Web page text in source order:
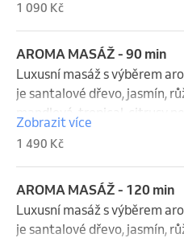
uklidňuje nervový systém,
jemnost v těle i duši.
1 090 Kč
AROMA MASÁŽ - 90 min
Luxusní masáž s výběrem
je santalové dřevo, jasmín,
mandlová, tropical, citrusy
doteky se propojují v
uklidňuje nervový systém,
jemnost v těle i duši.
Zobrazit více
1 490 Kč
AROMA MASÁŽ - 120 min
Luxusní masáž s výběrem
je santalové dřevo, jasmín,